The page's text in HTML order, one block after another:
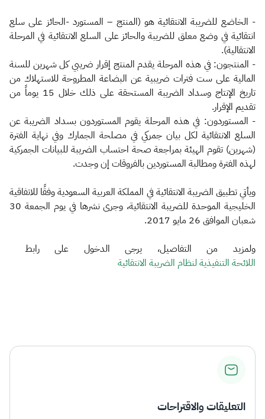
‏- الخاضع للضريبة الانتقائية هو (المنتج – المستورد -الحائز على سلع
انتقائية في وضع معلق ‏للضريبة والحائز على السلع الانتقائية في المرحلة
الانتقالية).‏
- المنتجون: في هذه المرحلة يقدم المنتج إقرار ضريبي كل شهرين للسنة
المالية على ست فترات ‏ضريبية عن البضاعة المطروحة للاستهلاك من
تاريخ الإنتاج وسداد الضريبة المستحقة على ذلك ‏خلال 15 يوماً من
تقديم الإقرار.
- المستوردون: في هذه المرحلة يقوم المستوردون بسداد الضريبة عن
السلع الانتقائية لكل بيان ‏جمركي في مصلحة الجمارك وفي نهاية الفترة
(شهرين) تقوم الهيئة بمراجع​ة صحة احتساب ‏الضريبة للبيانات الجمركية
لهذه الفترة ومطالبة المستوردين بالفروقات إن ​وجدت.
ويأتي تطبيق الضريبة الانتقائية في المملكة العربية السعودية وفقًا للاتفاقية
الخليجية الموحدة للضريبة ‏الانتقائية، وجرى نشرها في يوم الجمعة 30
شعبان الموافق 26 مايو 2017.‏
و​لمزيد من التفاصيل، يرجى الدخول على رابط
اللائحة التنفيذية لنظام الضريبة الانتقائية​​​​
التعليقات والاقتراحات